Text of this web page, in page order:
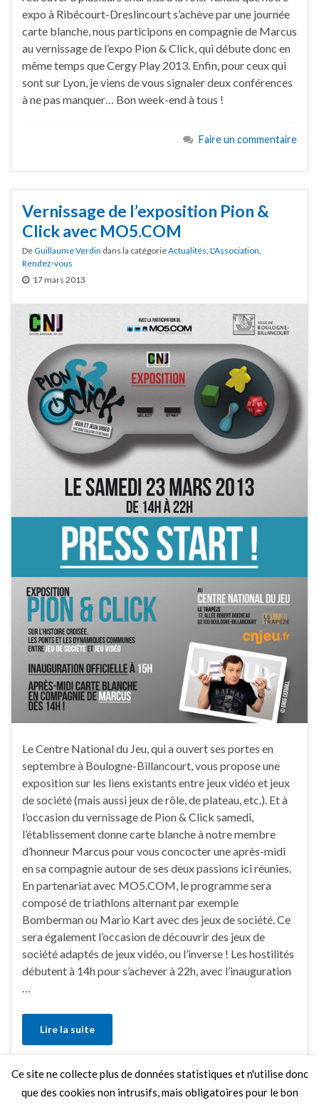
expo à Ribécourt-Dreslincourt s’achève par une journée
carte blanche, nous participons en compagnie de Marcus
au vernissage de l’expo Pion & Click, qui débute donc en
même temps que Cergy Play 2013. Enfin, pour ceux qui
sont sur Lyon, je viens de vous signaler deux conférences
à ne pas manquer… Bon week-end à tous !
Faire un commentaire
Vernissage de l’exposition Pion &
Click avec MO5.COM
DeGuillaume Verdin dans la catégorieActualités, L'Association,
Rendez-vous
17 mars 2013
Le Centre National du Jeu, qui a ouvert ses portes en
septembre à Boulogne-Billancourt, vous propose une
exposition sur les liens existants entre jeux vidéo et jeux
de société (mais aussi jeux de rôle, de plateau, etc.). Et à
l’occasion du vernissage de Pion & Click samedi,
l’établissement donne carte blanche à notre membre
d’honneur Marcus pour vous concocter une après-midi
en sa compagnie autour de ses deux passions ici réunies.
En partenariat avec MO5.COM, le programme sera
composé de triathlons alternant par exemple
Bomberman ou Mario Kart avec des jeux de société. Ce
sera également l’occasion de découvrir des jeux de
société adaptés de jeux vidéo, ou l’inverse ! Les hostilités
débutent à 14h pour s’achever à 22h, avec l’inauguration
…
Lire la suite
Faire un commentaire
Ce site ne collecte plus de données statistiques et n'utilise donc
que des cookies non intrusifs, mais obligatoires pour le bon